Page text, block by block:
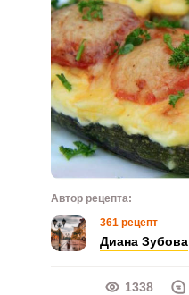
Автор рецепта:
361 рецепт
Диана Зубова
1338